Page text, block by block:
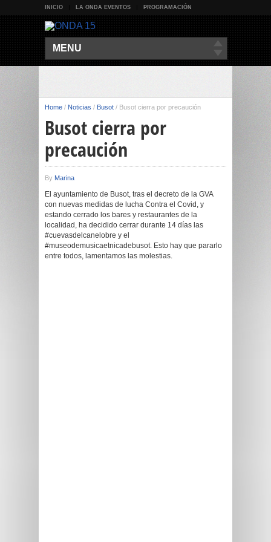
INICIO LA ONDA EVENTOS PROGRAMACIÓN
MENU
Home / Noticias / Busot / Busot cierra por precaución
Busot cierra por
precaución
By Marina
El ayuntamiento de Busot, tras el decreto de la GVA
con nuevas medidas de lucha Contra el Covid, y
estando cerrado los bares y restaurantes de la
localidad, ha decidido cerrar durante 14 días las
#cuevasdelcanelobre y el
#museodemusicaetnicadebusot. Esto hay que pararlo
entre todos, lamentamos las molestias.